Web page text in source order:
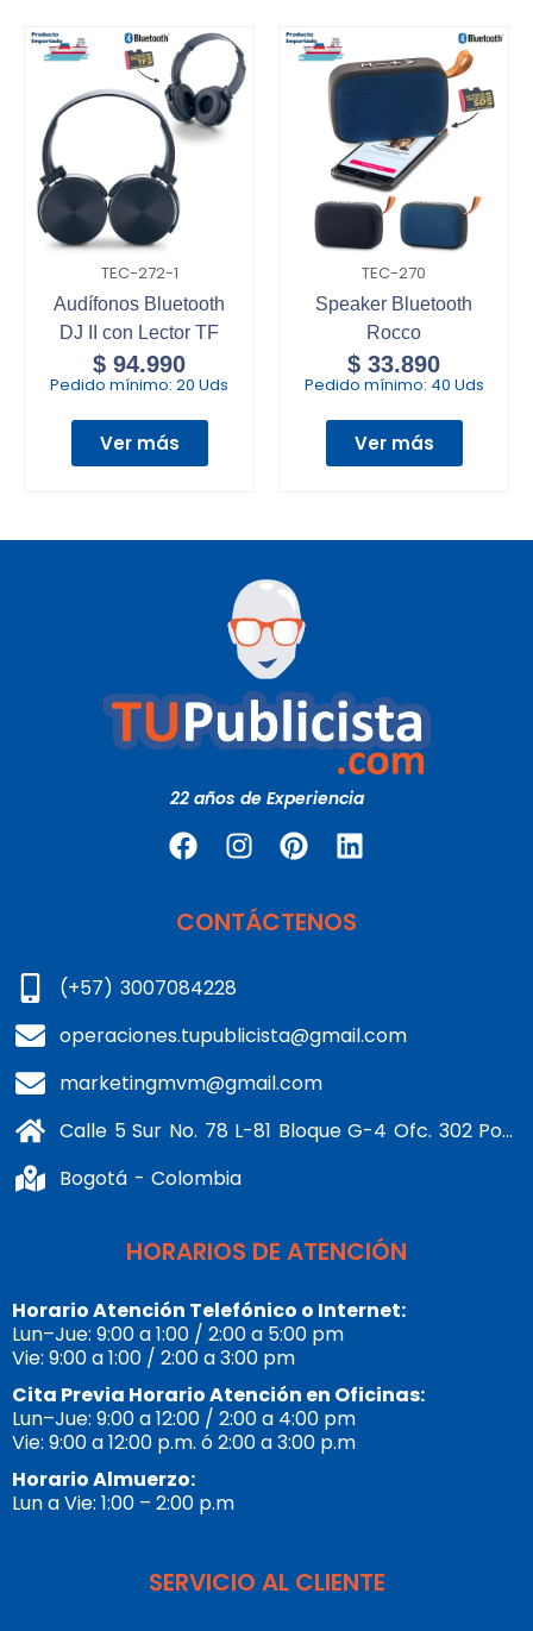
TEC-272-1
Audífonos Bluetooth
DJ II con Lector TF
$ 94.990
Pedido mínimo: 20 Uds
Ver más
TEC-270
Speaker Bluetooth
Rocco
$ 33.890
Pedido mínimo: 40 Uds
Ver más
22 años de Experiencia
CONTÁCTENOS
(+57) 3007084228
operaciones.tupublicista@gmail.com
marketingmvm@gmail.com
Calle 5 Sur No. 78 L-81 Bloque G-4 Ofc. 302 Portería 1 Banderas - Kennedy
Bogotá - Colombia
HORARIOS DE ATENCIÓN
Horario Atención Telefónico o Internet:
Lun–Jue: 9:00 a 1:00 / 2:00 a 5:00 pm
Vie: 9:00 a 1:00 / 2:00 a 3:00 pm
Cita Previa Horario Atención en Oficinas:
Lun–Jue: 9:00 a 12:00 / 2:00 a 4:00 pm
Vie: 9:00 a 12:00 p.m. ó 2:00 a 3:00 p.m
Horario Almuerzo:
Lun a Vie: 1:00 – 2:00 p.m
SERVICIO AL CLIENTE